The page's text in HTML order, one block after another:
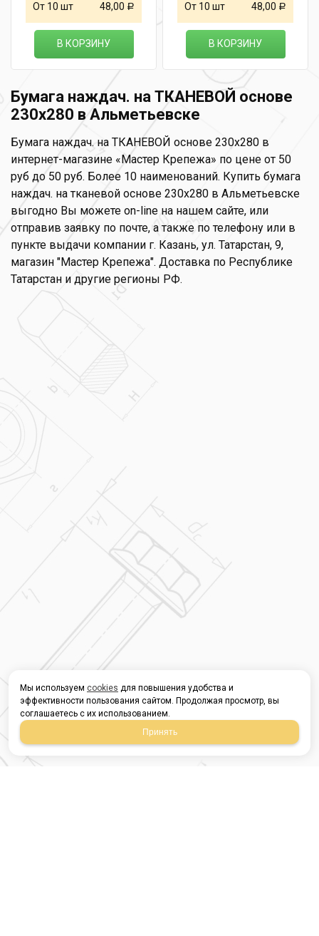
От 10 шт 48,00 Р
В КОРЗИНУ
От 10 шт 48,00 Р
В КОРЗИНУ
Бумага наждач. на ТКАНЕВОЙ основе
230х280 в Альметьевске
Бумага наждач. на ТКАНЕВОЙ основе 230х280 в
интернет-магазине «Мастер Крепежа» по цене от 50
руб до 50 руб. Более 10 наименований. Купить бумага
наждач. на тканевой основе 230х280 в Альметьевске
выгодно Вы можете on-line на нашем сайте, или
отправив заявку по почте, а также по телефону или в
пункте выдачи компании г. Казань, ул. Татарстан, 9,
магазин "Мастер Крепежа". Доставка по Республике
Татарстан и другие регионы РФ.
Мы используем cookies для повышения удобства и
эффективности пользования сайтом. Продолжая просмотр, вы
соглашаетесь с их использованием.
Принять